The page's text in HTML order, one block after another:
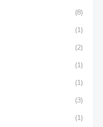
(8)
(1)
(2)
(1)
(1)
(3)
(1)